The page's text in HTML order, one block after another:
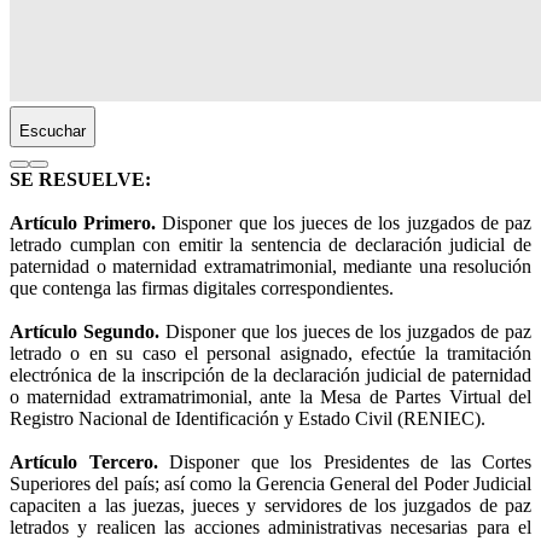
Escuchar
SE RESUELVE:
Artículo Primero. Disponer que los jueces de los juzgados de paz
letrado cumplan con emitir la sentencia de declaración judicial de
paternidad o maternidad extramatrimonial, mediante una resolución
que contenga las firmas digitales correspondientes.
Artículo Segundo.Disponer que los jueces de los juzgados de paz
letrado o en su caso el personal asignado, efectúe la tramitación
electrónica de la inscripción de la declaración judicial de paternidad
o maternidad extramatrimonial, ante la Mesa de Partes Virtual del
Registro Nacional de Identificación y Estado Civil (RENIEC).
Artículo Tercero.Disponer que los Presidentes de las Cortes
Superiores del país; así como la Gerencia General del Poder Judicial
capaciten a las juezas, jueces y servidores de los juzgados de paz
letrados y realicen las acciones administrativas necesarias para el